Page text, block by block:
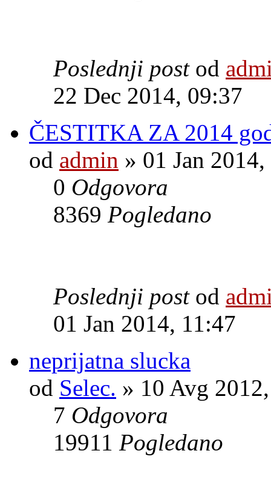
Poslednji post od
22 Dec 2014, 09:37
ČESTITKA ZA 2014
od admin » 01 Jan
0 Odgovora
8369 Pogledano
Poslednji post od
01 Jan 2014, 11:47
neprijatna slucka
od Selec. » 10 Avg
7 Odgovora
19911 Pogledano